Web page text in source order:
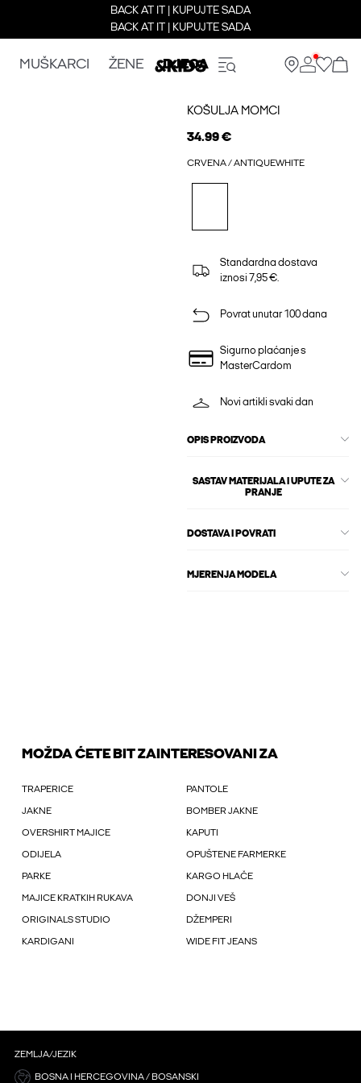
BACK AT IT | KUPUJTE SADA
BACK AT IT | KUPUJTE SADA
MUŠKARCI ŽENE DJECA
KOŠULJA MOMCI
34.99 €
CRVENA / ANTIQUEWHITE
Standardna dostava
iznosi 7,95 €.
Povrat unutar 100 dana
Sigurno plaćanje s
MasterCardom
Novi artikli svaki dan
OPIS PROIZVODA
SASTAV MATERIJALA I UPUTE ZA
PRANJE
DOSTAVA I POVRATI
MJERENJA MODELA
MOŽDA ĆETE BIT ZAINTERESOVANI ZA
TRAPERICE PANTOLE
JAKNE BOMBER JAKNE
OVERSHIRT MAJICE KAPUTI
ODIJELA OPUŠTENE FARMERKE
PARKE KARGO HLAČE
MAJICE KRATKIH RUKAVA DONJI VEŠ
ORIGINALS STUDIO DŽEMPERI
KARDIGANI WIDE FIT JEANS
ZEMLJA/JEZIK
BOSNA I HERCEGOVINA / BOSANSKI